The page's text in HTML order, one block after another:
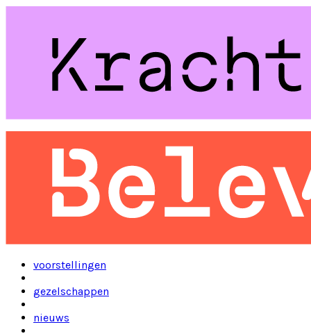
voorstellingen
gezelschappen
nieuws